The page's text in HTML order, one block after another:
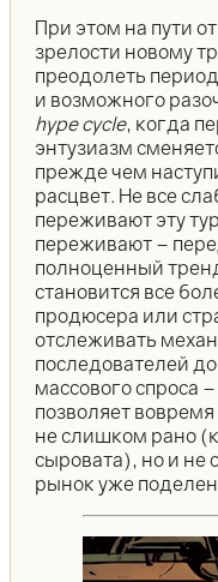
При этом на пути
зрелости новому
преодолеть
и возможного
hype cycle, когда
энтузиазм
прежде чем
расцвет. Не все
переживают эту
переживают –
полноценный
становится все
продюсера или
отслеживать
последователей
массового спроса
позволяет
не слишком рано
сыровата), но и не
рынок уже